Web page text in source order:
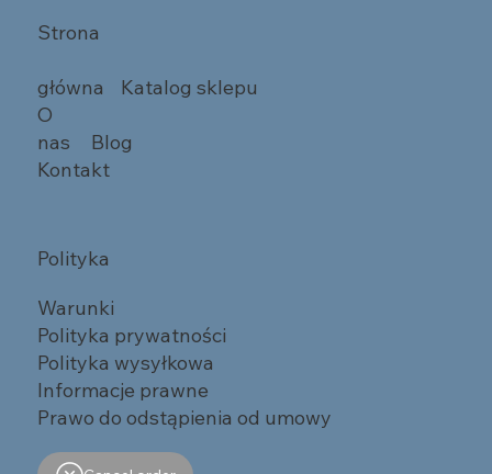
Strona
główna
Katalog sklepu
O
nas
Blog
Kontakt
Polityka
Warunki
Polityka prywatności
Polityka wysyłkowa
Informacje prawne
Prawo do odstąpienia od umowy